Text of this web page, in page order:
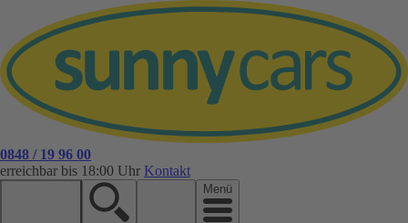
0848 / 19 96 00
erreichbar bis 18:00 Uhr Kontakt
Menü